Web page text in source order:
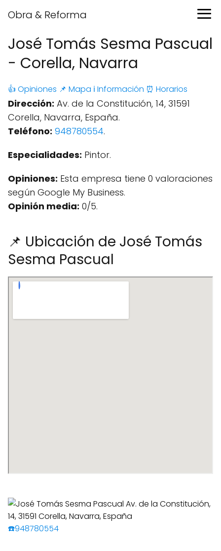
Obra & Reforma
José Tomás Sesma Pascual
- Corella, Navarra
👍 Opiniones 📌 Mapa ℹ️ Información ⏰ Horarios
Dirección: Av. de la Constitución, 14, 31591
Corella, Navarra, España.
Teléfono: 948780554.
Especialidades: Pintor.
Opiniones: Esta empresa tiene 0 valoraciones
según Google My Business.
Opinión media: 0/5.
📌 Ubicación de José Tomás
Sesma Pascual
☎️948780554